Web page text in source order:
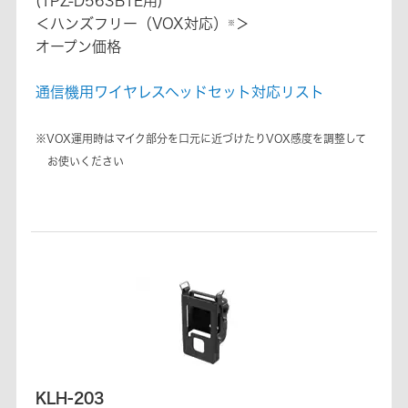
＜ハンズフリー（VOX対応）
※ ＞
オープン価格
通信機用ワイヤレスヘッドセット対応リスト
※VOX運用時はマイク部分を口元に近づけたりVOX感度を調整して
お使いください
KLH-203